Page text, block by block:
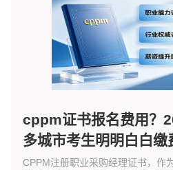
cppm证书报名费用？
多城市考生明明白白缴
CPPM注册职业采购经理证书，作